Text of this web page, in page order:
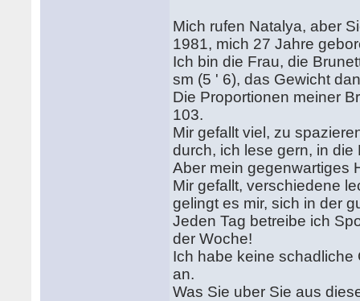
Mich rufen Natalya, aber
1981, mich 27 Jahre
Ich bin die Frau, die
sm (5 ' 6), das Gewicht
Die Proportionen meiner
103.
Mir gefallt viel, zu
durch, ich lese gern, in
Aber mein gegenwartiges
Mir gefallt, verschiedene
gelingt es mir, sich in der
Jeden Tag betreibe ich
der Woche!
Ich habe keine
an.
Was Sie uber Sie aus